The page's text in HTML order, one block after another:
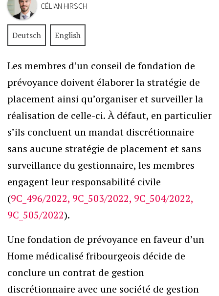
CÉLIAN HIRSCH
Deutsch English
Les membres d’un conseil de fondation de
prévoyance doivent élaborer la stratégie de
placement ainsi qu’organiser et surveiller la
réalisation de celle-ci. À défaut, en particulier
s’ils concluent un mandat discrétionnaire
sans aucune stratégie de placement et sans
surveillance du gestionnaire, les membres
engagent leur responsabilité civile
(9C_496/2022, 9C_503/2022, 9C_504/2022,
9C_505/2022).
Une fondation de prévoyance en faveur d’un
Home médicalisé fribourgeois décide de
conclure un contrat de gestion
discrétionnaire avec une société de gestion